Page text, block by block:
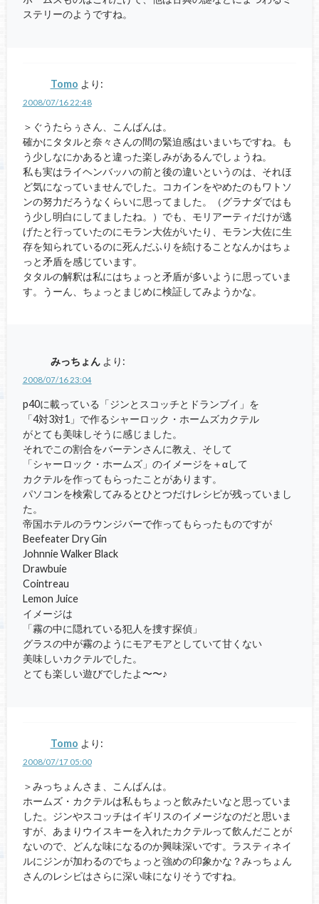
ステリーのようですね。
Tomo より:
2008/07/16 22:48
＞ぐうたらぅさん、こんばんは。
確かにタタルと奈々さんの間の緊迫感はいまいちですね。も
う少しなにかあると違った楽しみがあるんでしょうね。
私も実はライヘンバッハの前と後の違いというのは、それほ
ど気になっていませんでした。コカインをやめたのもワトソ
ンの努力だろうなくらいに思ってました。（グラナダではも
う少し明白にしてましたね。）でも、モリアーティだけが逃
げたと行っていたのにモラン大佐がいたり、モラン大佐に生
存を知られているのに死んだふりを続けることなんかはちょ
っと矛盾を感じています。
タタルの解釈は私にはちょっと矛盾が多いように思っていま
す。うーん、ちょっとまじめに検証してみようかな。
みっちょん より:
2008/07/16 23:04
p40に載っている「ジンとスコッチとドランブイ」を
「4対3対1」で作るシャーロック・ホームズカクテル
がとても美味しそうに感じました。
それでこの割合をバーテンさんに教え、そして
「シャーロック・ホームズ」のイメージを＋αして
カクテルを作ってもらったことがあります。
パソコンを検索してみるとひとつだけレシピが残っていまし
た。
帝国ホテルのラウンジバーで作ってもらったものですが
Beefeater Dry Gin
Johnnie Walker Black
Drawbuie
Cointreau
Lemon Juice
イメージは
「霧の中に隠れている犯人を捜す探偵」
グラスの中が霧のようにモアモアとしていて甘くない
美味しいカクテルでした。
とても楽しい遊びでしたよ〜〜♪
Tomo より:
2008/07/17 05:00
＞みっちょんさま、こんばんは。
ホームズ・カクテルは私もちょっと飲みたいなと思っていま
した。ジンやスコッチはイギリスのイメージなのだと思いま
すが、あまりウイスキーを入れたカクテルって飲んだことが
ないので、どんな味になるのか興味深いです。ラスティネイ
ルにジンが加わるのでちょっと強めの印象かな？みっちょん
さんのレシピはさらに深い味になりそうですね。